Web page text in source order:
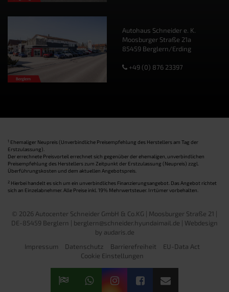
Autohaus Schneider e. K.
Moosburger Straße 21a
85459 Berglern/Erding
+49 (0) 876 23397
1 Ehemaliger Neupreis (Unverbindliche Preisempfehlung des Herstellers am Tag der
Erstzulassung).
Der errechnete Preisvorteil errechnet sich gegenüber der ehemaligen, unverbindlichen
Preisempfehlung des Herstellers zum Zeitpunkt der Erstzulassung (Neupreis) zzgl.
Überführungskosten und dem aktuellen Angebotspreis.
2 Hierbei handelt es sich um ein unverbindliches Finanzierungsangebot. Das Angebot richtet
sich an Einzelabnehmer. Alle Preise inkl. 19% Mehrwertsteuer. Irrtümer vorbehalten.
© 2026 Autocenter Schneider GmbH & Co.KG | Moosburger Straße 21 |
DE-85459 Berglern | berglern@schneider.hyundaimail.de | Webdesign
by audaris.de
Impressum
Datenschutz Barrierefreiheit
EU-Data Act
Cookie Einstellungen